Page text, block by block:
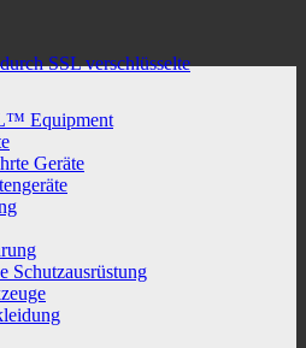
Equipment
Geräte
Schutzausrüstung